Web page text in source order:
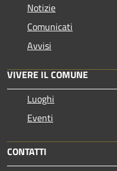
Notizie
Comunicati
Avvisi
VIVERE IL COMUNE
Luoghi
Eventi
CONTATTI